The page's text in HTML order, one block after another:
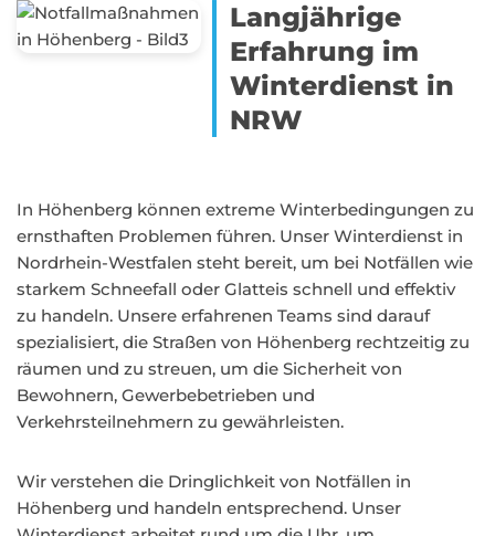
Langjährige
Erfahrung im
Winterdienst in
NRW
In Höhenberg können extreme Winterbedingungen zu
ernsthaften Problemen führen. Unser Winterdienst in
Nordrhein-Westfalen steht bereit, um bei Notfällen wie
starkem Schneefall oder Glatteis schnell und effektiv
zu handeln. Unsere erfahrenen Teams sind darauf
spezialisiert, die Straßen von Höhenberg rechtzeitig zu
räumen und zu streuen, um die Sicherheit von
Bewohnern, Gewerbebetrieben und
Verkehrsteilnehmern zu gewährleisten.
Wir verstehen die Dringlichkeit von Notfällen in
Höhenberg und handeln entsprechend. Unser